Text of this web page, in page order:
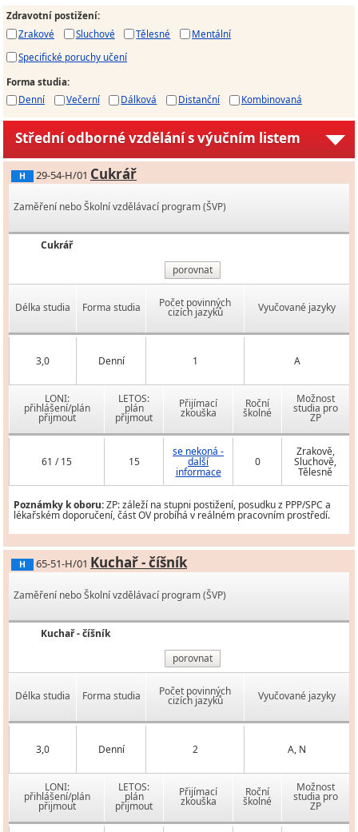
Zdravotní postižení:
Zrakové
Sluchové Tělesné
Mentální
Specifické poruchy učení
Forma studia:
Denní
Večerní Dálková Distanční Kombinovaná
Střední odborné vzdělání s výučním listem
H 29-54-H/01 Cukrář
Zaměření nebo Školní vzdělávací program (ŠVP)
Cukrář
porovnat
Délka studia Forma studia Počet povinných
cizích jazyků Vyučované jazyky
3,0 Denní 1 A
LONI:
přihlášení/plán
přijmout
LETOS:
plán
přijmout
Přijímací
zkouška
Roční
školné
Možnost
studia pro
ZP
61 / 15 15
se nekoná -
další
informace
0
Zrakově,
Sluchově,
Tělesně
Poznámky k oboru:ZP: záleží na stupni postižení, posudku z PPP/SPC a
lékařském doporučení, část OV probíhá v reálném pracovním prostředí.
H 65-51-H/01 Kuchař - číšník
Zaměření nebo Školní vzdělávací program (ŠVP)
Kuchař - číšník
porovnat
Délka studia Forma studia Počet povinných
cizích jazyků Vyučované jazyky
3,0 Denní 2 A, N
LONI:
přihlášení/plán
přijmout
LETOS:
plán
přijmout
Přijímací
zkouška
Roční
školné
Možnost
studia pro
ZP